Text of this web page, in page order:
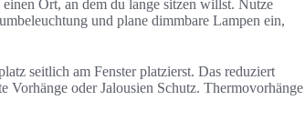
Ort, an dem du lange sitzen willst. Nutze
und plane dimmbare Lampen ein,
seitlich am Fenster platzierst. Das reduziert
oder Jalousien Schutz. Thermovorhänge